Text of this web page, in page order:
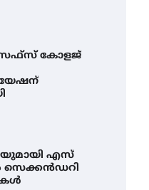
കോളജ്
എസ്